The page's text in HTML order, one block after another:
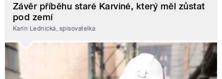
Závěr příběhu staré Karviné, který měl zůstat
pod zemí
Karin Lednická, spisovatelka